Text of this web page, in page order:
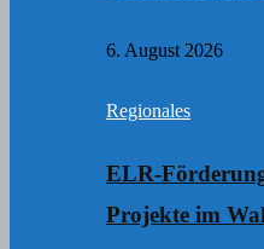
6. August 2026
Regionales
ELR-
Projekte im